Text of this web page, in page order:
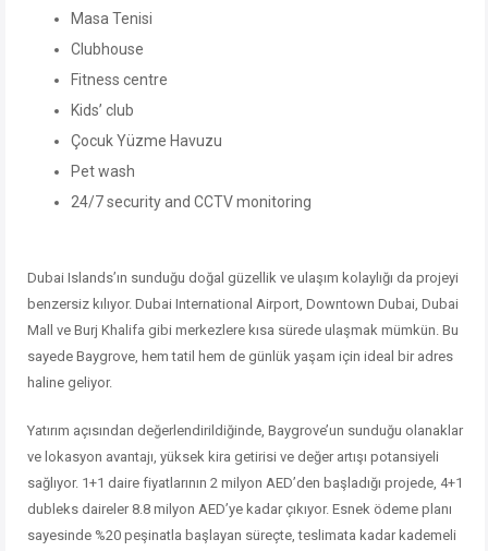
Masa Tenisi
Clubhouse
Fitness centre
Kids’ club
Çocuk Yüzme Havuzu
Pet wash
24/7 security and CCTV monitoring
Dubai Islands’ın sunduğu doğal güzellik ve ulaşım kolaylığı da projeyi
benzersiz kılıyor. Dubai International Airport, Downtown Dubai, Dubai
Mall ve Burj Khalifa gibi merkezlere kısa sürede ulaşmak mümkün. Bu
sayede Baygrove, hem tatil hem de günlük yaşam için ideal bir adres
haline geliyor.
Yatırım açısından değerlendirildiğinde, Baygrove’un sunduğu olanaklar
ve lokasyon avantajı, yüksek kira getirisi ve değer artışı potansiyeli
sağlıyor. 1+1 daire fiyatlarının 2 milyon AED’den başladığı projede, 4+1
dubleks daireler 8.8 milyon AED’ye kadar çıkıyor. Esnek ödeme planı
sayesinde %20 peşinatla başlayan süreçte, teslimata kadar kademeli